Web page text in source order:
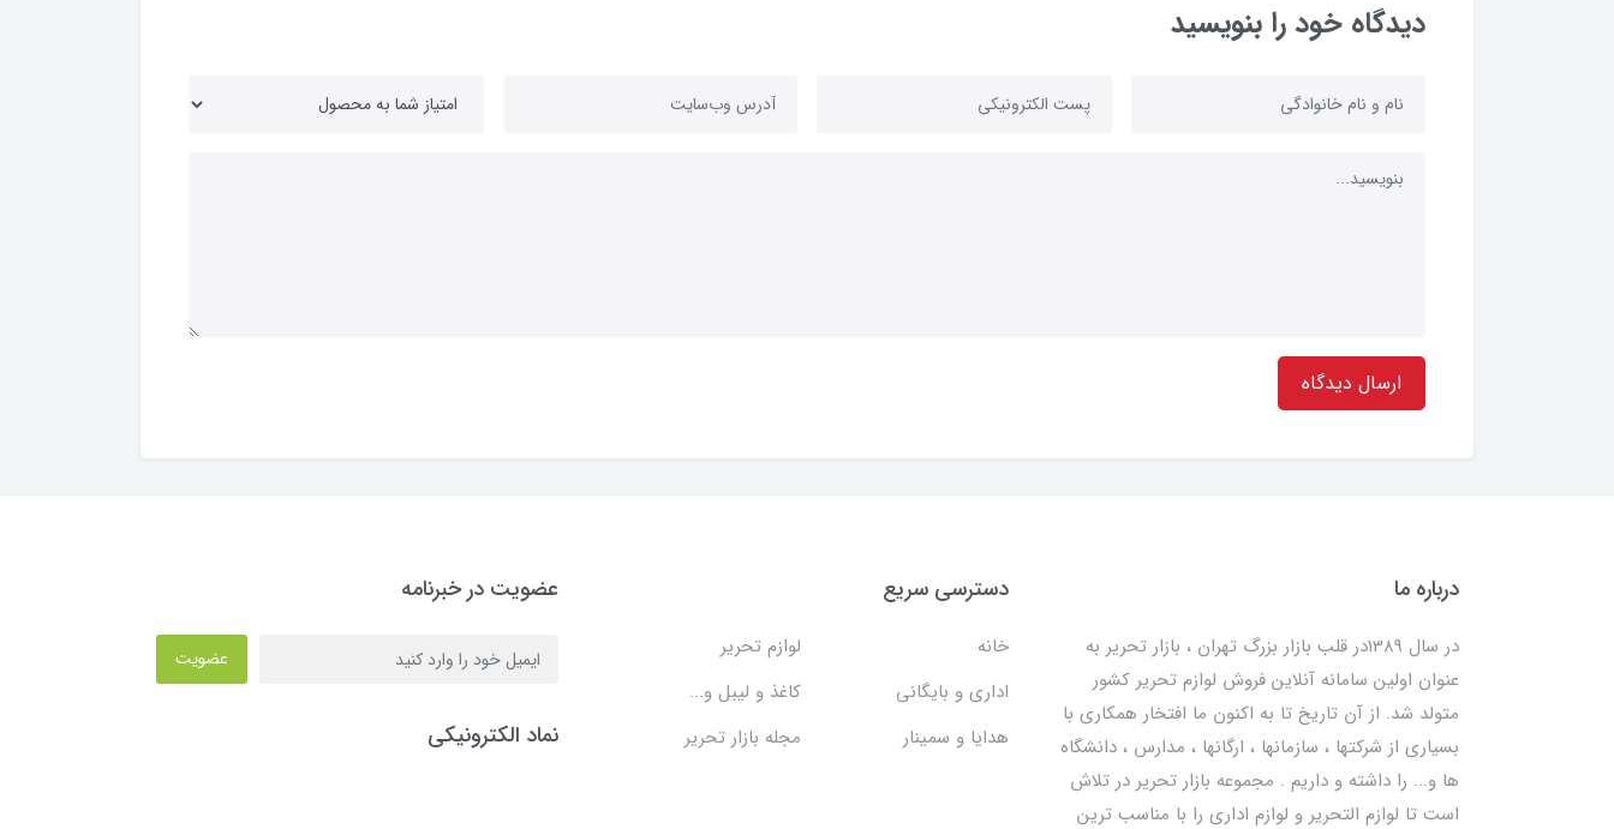
دیدگاه خود را بنویسید
ارسال دیدگاه
درباره ما
در سال 1389در قلب بازار بزرگ تهران ، بازار تحریر به
عنوان اولین سامانه آنلاین فروش لوازم تحریر کشور
متولد شد. از آن تاریخ تا به اکنون ما افتخار همکاری با
بسیاری از شرکتها ، سازمانها ، ارگانها ، مدارس ، دانشگاه
ها و... را داشته و داریم . مجموعه بازار تحریر در تلاش
است تا لوازم التحریر و لوازم اداری را با مناسب ترین
دسترسی سریع
خانه
لوازم تحریر
اداری و بایگانی
کاغذ و لیبل و...
هدایا و سمینار
مجله بازار تحریر
عضویت در خبرنامه
عضویت
نماد الکترونیکی